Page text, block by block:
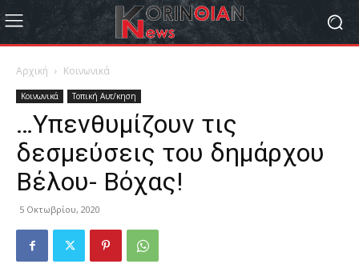
Αρχική Κοινωνικά
Κοινωνικά Τοπική Αυτ/κηση
…Υπενθυμίζουν τις
δεσμεύσεις του δημάρχου
Βέλου- Βόχας!
5 Οκτωβρίου, 2020